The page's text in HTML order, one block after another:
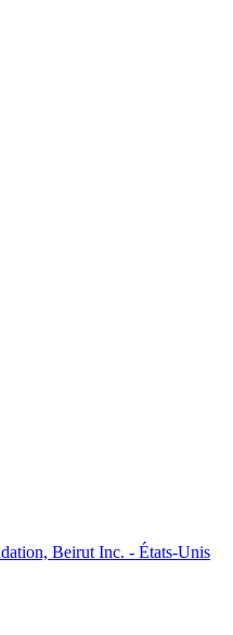
Beirut Inc. - États-Unis